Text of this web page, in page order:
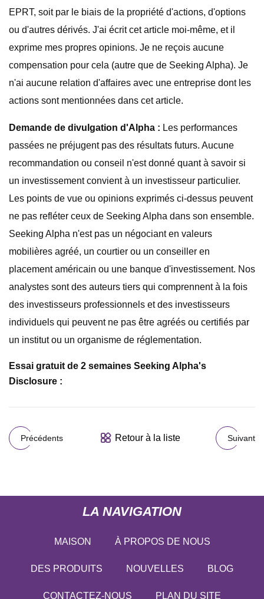
EPRT, soit par le biais de la propriété d'actions, d'options
ou d'autres dérivés. J'ai écrit cet article moi-même, et il
exprime mes propres opinions. Je ne reçois aucune
compensation pour cela (autre que de Seeking Alpha). Je
n'ai aucune relation d'affaires avec une entreprise dont les
actions sont mentionnées dans cet article.
Demande de divulgation d'Alpha : Les performances
passées ne préjugent pas des résultats futurs. Aucune
recommandation ou conseil n'est donné quant à savoir si
un investissement convient à un investisseur particulier.
Les points de vue ou opinions exprimés ci-dessus peuvent
ne pas refléter ceux de Seeking Alpha dans son ensemble.
Seeking Alpha n'est pas un négociant en valeurs
mobilières agréé, un courtier ou un conseiller en
placement américain ou une banque d'investissement. Nos
analystes sont des auteurs tiers qui comprennent à la fois
des investisseurs professionnels et des investisseurs
individuels qui peuvent ne pas être agréés ou certifiés par
un institut ou un organisme de réglementation.
Essai gratuit de 2 semaines Seeking Alpha's
Disclosure :
Précédents Retour à la liste Suivant
LA NAVIGATION
MAISON À PROPOS DE NOUS
DES PRODUITS NOUVELLES BLOG
CONTACTEZ-NOUS PLAN DU SITE